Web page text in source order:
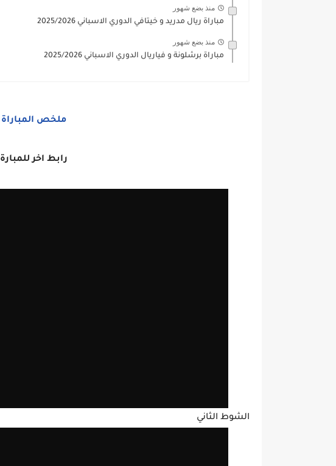
منذ بضع شهور
مباراة ريال مدريد و خيتافي الدوري الاسباني 2025/2026
منذ بضع شهور
مباراة برشلونة و فياريال الدوري الاسباني 2025/2026
ملخص المباراة
رابط اخر للمبارة
الشوط الثاني